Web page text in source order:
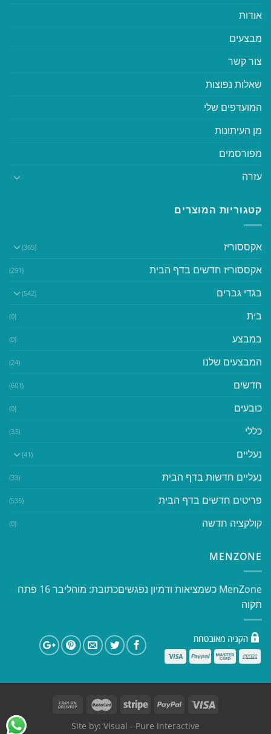
אודות
מבצעים
צור קשר
שאלות נפוצות
המועדפים שלי
מן העיתונות
מפורסמים
עזרה
קטגוריות המוצרים
אקססוריז (365)
אקססוריז חדשים בדף הבית (291)
בגדי גברים (542)
בית (0)
במבצע (0)
המבצעים שלנו (24)
חדשים (601)
כובעים (0)
כללי (33)
נעליים (41)
נעליים חדשות בדף הבית (33)
פריטים חדשים בדף הבית (535)
קולקציה חדשה (0)
MENZONE
​​MenZone כשמציאות ודמיון נפגשים​ כתובת: מוהליבר 16 פתח
תקוה
Site by: Visual - Pure Interactive